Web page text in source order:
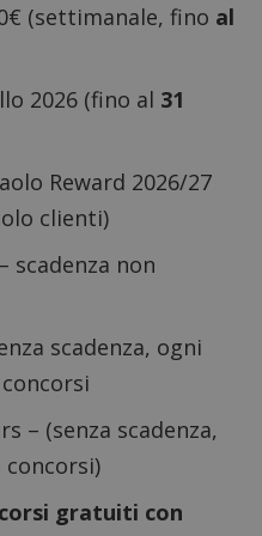
(settimanale, fino al
2026 (fino al 31
Reward 2026/27
clienti)
– scadenza non
scadenza, ogni
– (senza scadenza,
gratuiti con